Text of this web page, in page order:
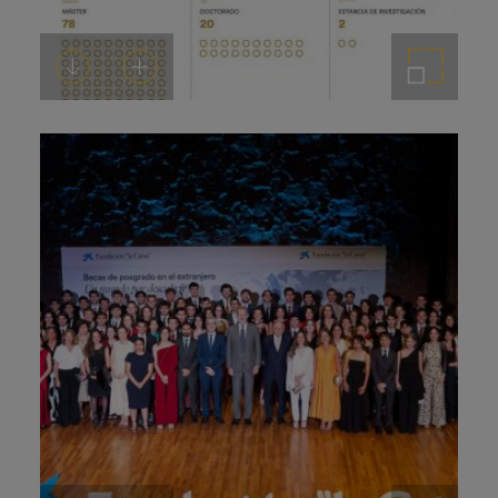
DescargarAñadir al carrito Ampliar imagen